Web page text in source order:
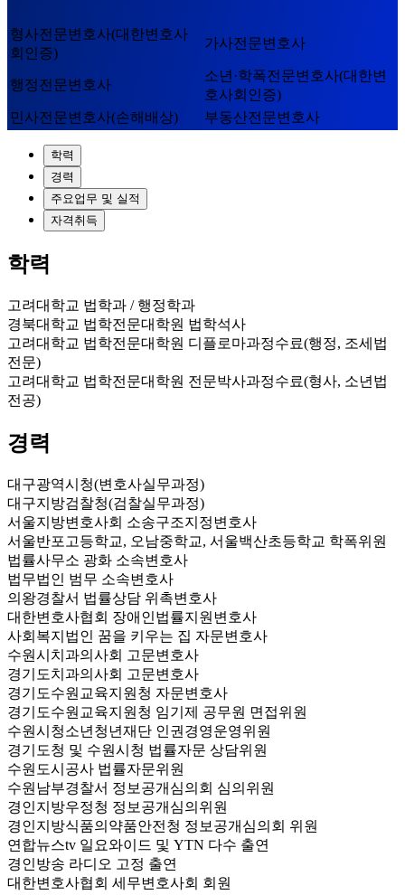
형사전문변호사(대한변호사
회인증)
가사전문변호사
행정전문변호사
소년·학폭전문변호사(대한변
호사회인증)
민사전문변호사(손해배상)
부동산전문변호사
학력
경력
주요업무 및 실적
자격취득
학력
고려대학교 법학과 / 행정학과
경북대학교 법학전문대학원 법학석사
고려대학교 법학전문대학원 디플로마과정수료(행정, 조세법
전문)
고려대학교 법학전문대학원 전문박사과정수료(형사, 소년법
전공)
경력
대구광역시청(변호사실무과정)
대구지방검찰청(검찰실무과정)
서울지방변호사회 소송구조지정변호사
서울반포고등학교, 오남중학교, 서울백산초등학교 학폭위원
법률사무소 광화 소속변호사
법무법인 범무 소속변호사
의왕경찰서 법률상담 위촉변호사
대한변호사협회 장애인법률지원변호사
사회복지법인 꿈을 키우는 집 자문변호사
수원시치과의사회 고문변호사
경기도치과의사회 고문변호사
경기도수원교육지원청 자문변호사
경기도수원교육지원청 임기제 공무원 면접위원
수원시청소년청년재단 인권경영운영위원
경기도청 및 수원시청 법률자문 상담위원
수원도시공사 법률자문위원
수원남부경찰서 정보공개심의회 심의위원
경인지방우정청 정보공개심의위원
경인지방식품의약품안전청 정보공개심의회 위원
연합뉴스tv 일요와이드 및 YTN 다수 출연
경인방송 라디오 고정 출연
대한변호사협회 세무변호사회 회원